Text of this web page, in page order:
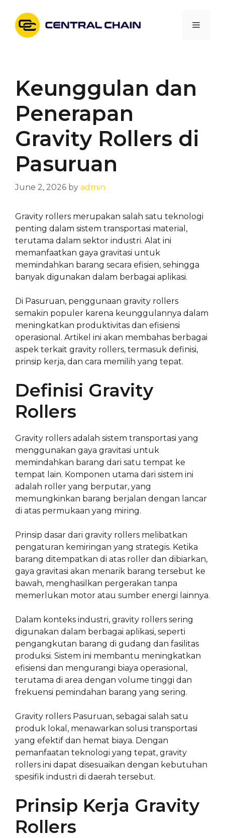
content
Menu
Keunggulan dan
Penerapan
Gravity Rollers di
Pasuruan
June 2, 2026 by admin
Gravity rollers merupakan salah satu teknologi
penting dalam sistem transportasi material,
terutama dalam sektor industri. Alat ini
memanfaatkan gaya gravitasi untuk
memindahkan barang secara efisien, sehingga
banyak digunakan dalam berbagai aplikasi.
Di Pasuruan, penggunaan gravity rollers
semakin populer karena keunggulannya dalam
meningkatkan produktivitas dan efisiensi
operasional. Artikel ini akan membahas berbagai
aspek terkait gravity rollers, termasuk definisi,
prinsip kerja, dan cara memilih yang tepat.
Definisi Gravity
Rollers
Gravity rollers adalah sistem transportasi yang
menggunakan gaya gravitasi untuk
memindahkan barang dari satu tempat ke
tempat lain. Komponen utama dari sistem ini
adalah roller yang berputar, yang
memungkinkan barang berjalan dengan lancar
di atas permukaan yang miring.
Prinsip dasar dari gravity rollers melibatkan
pengaturan kemiringan yang strategis. Ketika
barang ditempatkan di atas roller dan dibiarkan,
gaya gravitasi akan menarik barang tersebut ke
bawah, menghasilkan pergerakan tanpa
memerlukan motor atau sumber energi lainnya.
Dalam konteks industri, gravity rollers sering
digunakan dalam berbagai aplikasi, seperti
pengangkutan barang di gudang dan fasilitas
produksi. Sistem ini membantu meningkatkan
efisiensi dan mengurangi biaya operasional,
terutama di area dengan volume tinggi dan
frekuensi pemindahan barang yang sering.
Gravity rollers Pasuruan, sebagai salah satu
produk lokal, menawarkan solusi transportasi
yang efektif dan hemat biaya. Dengan
pemanfaatan teknologi yang tepat, gravity
rollers ini dapat disesuaikan dengan kebutuhan
spesifik industri di daerah tersebut.
Prinsip Kerja Gravity
Rollers